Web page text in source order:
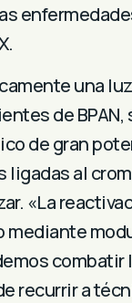
una
de BPAN,
de gran
al
«La
mediante
combatir
recurrir a